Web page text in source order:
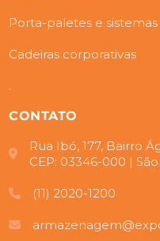
Porta-paletes e
Cadeiras corporativas
.
CONTATO
Rua Ibó, 177, Bairro
CEP: 03346-000 |
(11) 2020-1200